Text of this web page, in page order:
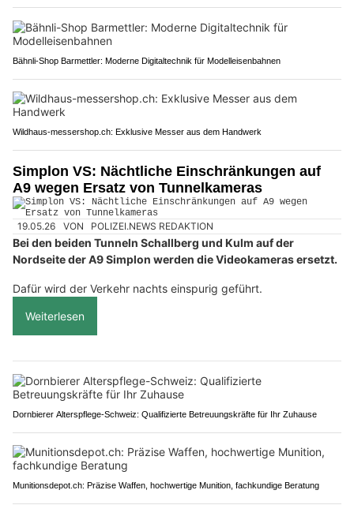
Bähnli-Shop Barmettler: Moderne Digitaltechnik für Modelleisenbahnen
Wildhaus-messershop.ch: Exklusive Messer aus dem Handwerk
Simplon VS: Nächtliche Einschränkungen auf
A9 wegen Ersatz von Tunnelkameras
19.05.26 VON POLIZEI.NEWS REDAKTION
Bei den beiden Tunneln Schallberg und Kulm auf der
Nordseite der A9 Simplon werden die Videokameras ersetzt.
Dafür wird der Verkehr nachts einspurig geführt.
Weiterlesen
Dornbierer Alterspflege-Schweiz: Qualifizierte Betreuungskräfte für Ihr Zuhause
Munitionsdepot.ch: Präzise Waffen, hochwertige Munition, fachkundige Beratung